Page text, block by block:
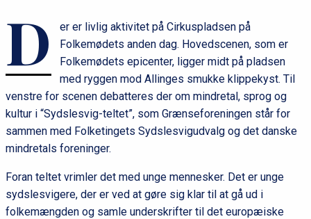
D
er er livlig aktivitet på Cirkuspladsen på
Folkemødets anden dag. Hovedscenen, som er
Folkemødets epicenter, ligger midt på pladsen
med ryggen mod Allinges smukke klippekyst. Til
venstre for scenen debatteres der om mindretal, sprog og
kultur i “Sydslesvig-teltet”, som Grænseforeningen står for
sammen med Folketingets Sydslesvigudvalg og det danske
mindretals foreninger.
Foran teltet vrimler det med unge mennesker. Det er unge
sydslesvigere, der er ved at gøre sig klar til at gå ud i
folkemængden og samle underskrifter til det europæiske